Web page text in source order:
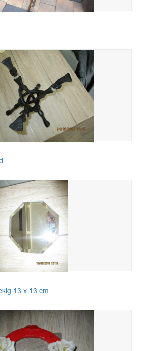
13 x 13 cm